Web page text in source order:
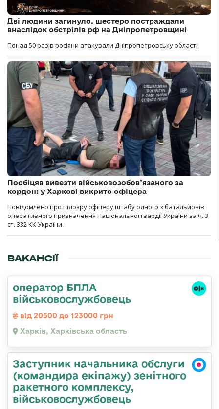
Дві людини загинуло, шестеро постраждали
внаслідок обстрілів рф на Дніпропетровщині
Понад 50 разів росіяни атакували Дніпропетровську області.
Пообіцяв вивезти військовозобов’язаного за
кордон: у Харкові викрито офіцера
Повідомлено про підозру офіцеру штабу одного з батальйонів
оперативного призначення Національної гвардії України за ч. 3
ст. 332 КК України.
ВАКАНСІЇ
оператор БПЛА
військовослужбовець
від 20500 до 123000 грн
Харків, Харківська область
Заступник начальника обслуги
(командира екіпажу) зенітного
ракетного комплексу,
військовослужбовець